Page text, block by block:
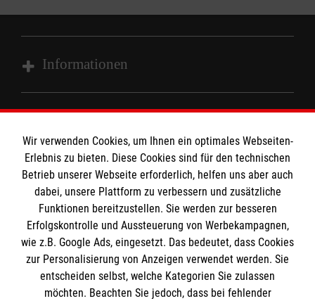
Informationen
Impressum
Datenschutz
Barrierefreiheit
Kontakt
Presse
Den Beauftragten für Medizinproduktesicherheit
im Malteser Rettungsdienst und den
Einsatzdiensten der Malteser können Sie unter
gmb_mpg@malteser.org
kontaktieren.
Die Malteser
Malteser in Deutschland
Malteserorden
Malteser Jugend
So finden Sie uns
Wir verwenden Cookies, um Ihnen ein optimales Webseiten-
Erlebnis zu bieten. Diese Cookies sind für den technischen
Betrieb unserer Webseite erforderlich, helfen uns aber auch
dabei, unsere Plattform zu verbessern und zusätzliche
Funktionen bereitzustellen. Sie werden zur besseren
Erfolgskontrolle und Aussteuerung von Werbekampagnen,
wie z.B. Google Ads, eingesetzt. Das bedeutet, dass Cookies
zur Personalisierung von Anzeigen verwendet werden. Sie
entscheiden selbst, welche Kategorien Sie zulassen
möchten. Beachten Sie jedoch, dass bei fehlender